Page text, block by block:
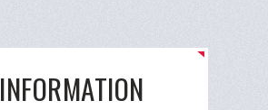
INFORMATION